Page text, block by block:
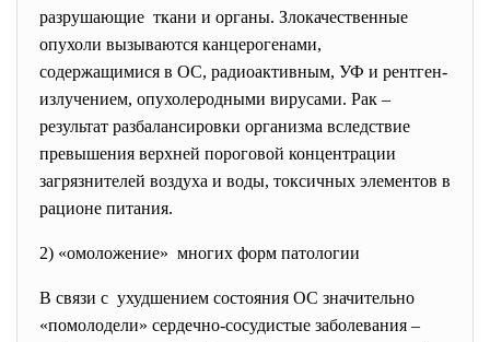
разрушающие ткани и органы. Злокачественные
опухоли вызываются канцерогенами,
содержащимися в ОС, радиоактивным, УФ и рентген-
излучением, опухолеродными вирусами. Рак –
результат разбалансировки организма вследствие
превышения верхней пороговой концентрации
загрязнителей воздуха и воды, токсичных элементов в
рационе питания.
2) «омоложение» многих форм патологии
В связи с ухудшением состояния ОС значительно
«помолодели» сердечно-сосудистые заболевания –